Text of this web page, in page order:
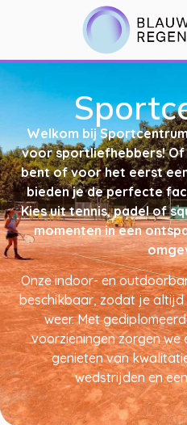
Welkom bij
voor sportliefhebbers! Of
bent of voor het eerst
bieden je de perfecte
Kies uit tennis, padel of
momenten in een
Onze indoor- en
beschikbaar, zodat je
weer. Met
voorzieningen zorgen
genieten van
wedstrijden en